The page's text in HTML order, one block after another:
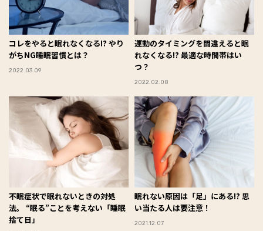
コレをやると眠れなくなる!? やり
がちNG睡眠習慣とは？
2022.03.09
運動のタイミングを間違えると眠
れなくなる!? 最適な時間帯はい
つ？
2022.02.08
不眠症状で眠れないときの対処
法。 “眠る”ことを考えない「睡眠
捨て日」
眠れない原因は「足」にある!? 思
い当たる人は要注意！
2021.12.07